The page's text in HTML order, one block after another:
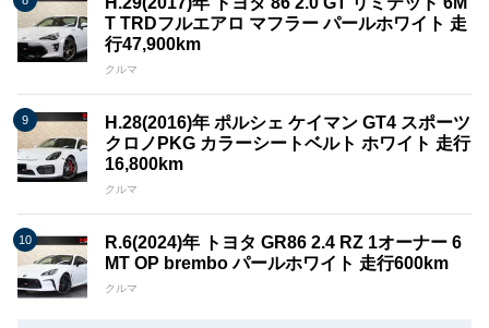
T TRDフルエアロ マフラー パールホワイト 走
行47,900km
クルマ
H.28(2016)年 ポルシェ ケイマン GT4 スポーツ
クロノPKG カラーシートベルト ホワイト 走行
16,800km
クルマ
R.6(2024)年 トヨタ GR86 2.4 RZ 1オーナー 6
MT OP brembo パールホワイト 走行600km
クルマ